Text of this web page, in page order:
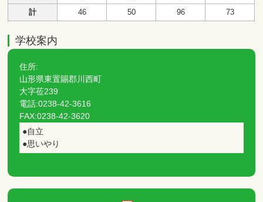
計
46 50 96 73
学校案内
住所:
山形県東置賜郡川西町
大字莅239
電話:0238-42-3616
FAX:0238-42-3620
●自立
●思いやり